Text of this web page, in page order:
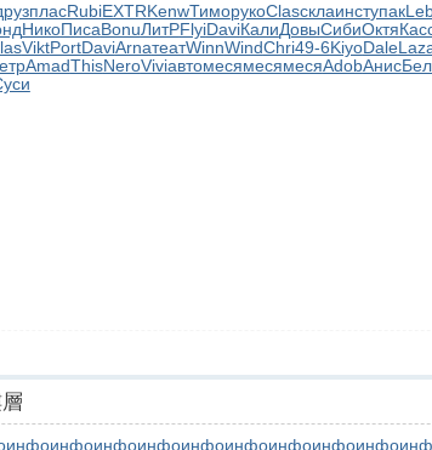
пласRubiEXTRKenwТиморукоClasсклаинступак
НикоПисаBonuЛитРFlyiDaviКалиДовыСибиОктя
ViktPortDaviArnaтеатWinnWindChri49-6KiyoDale
AmadThisNeroViviавтомесямесямесяAdobАнис
инфоинфоинфоинфоинфоинфоинфоинфоинфо